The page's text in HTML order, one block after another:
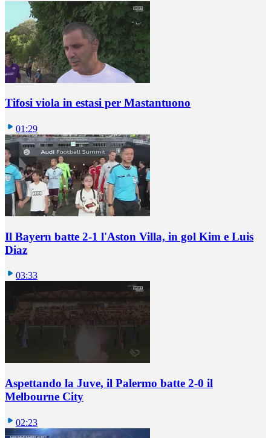
Tifosi viola in estasi per Mastantuono
01:29
Il Bayern batte 2-1 l'Aston Villa, in gol Kim e Luis
Diaz
03:33
Aspettando la Juve, il Palermo batte 2-0 il
Melbourne City
02:23